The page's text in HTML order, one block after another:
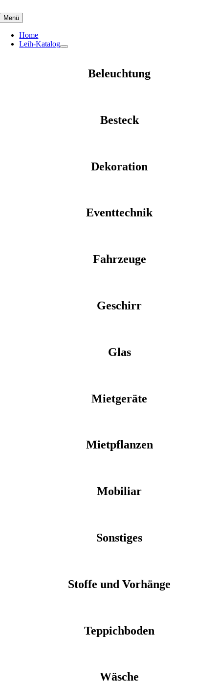
to
content
Menü
Home
Leih-Katalog
Beleuchtung
Besteck
Dekoration
Eventtechnik
Fahrzeuge
Geschirr
Glas
Mietgeräte
Mietpflanzen
Mobiliar
Sonstiges
Stoffe und Vorhänge
Teppichboden
Wäsche